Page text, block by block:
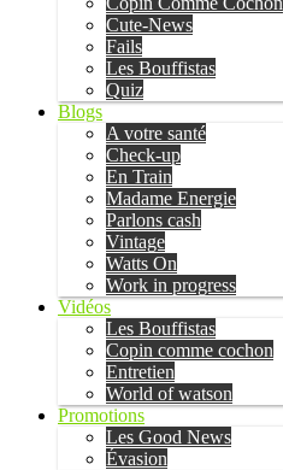
Cute-News
Fails
Les Bouffistas
Quiz
Blogs
A votre santé
Check-up
En Train
Madame Energie
Parlons cash
Vintage
Watts On
Work in progress
Vidéos
Les Bouffistas
Copin comme cochon
Entretien
World of watson
Promotions
Les Good News
Évasion